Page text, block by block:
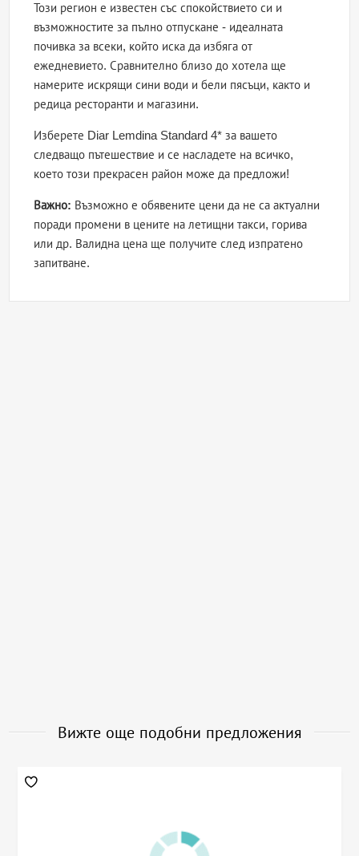
Този регион е известен със спокойствието си и
възможностите за пълно отпускане - идеалната
почивка за всеки, който иска да избяга от
ежедневието. Сравнително близо до хотела ще
намерите искрящи сини води и бели пясъци, както и
редица ресторанти и магазини.
Изберете Diar Lemdina Standard 4* за вашето
следващо пътешествие и се насладете на всичко,
което този прекрасен район може да предложи!
Важно: Възможно е обявените цени да не са актуални
поради промени в цените на летищни такси, горива
или др. Валидна цена ще получите след изпратено
запитване.
Вижте още подобни предложения